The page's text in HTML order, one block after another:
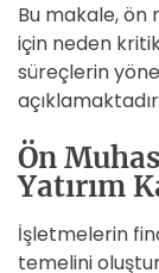
Bu makale, ön
için neden
süreçlerin
Ön
Yatırım
İşletmelerin
temelini